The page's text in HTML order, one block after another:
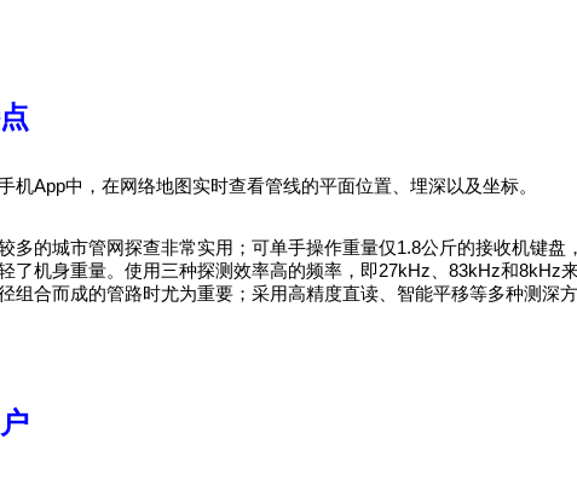
App中，在网络地图实时查看管线的平面位置、埋深以及坐标。
多的城市管网探查非常实用；可单手操作重量仅1.8公斤的接收机键
了机身重量。使用三种探测效率高的频率，即27kHz、83kHz和8kHz
合而成的管路时尤为重要；采用高精度直读、智能平移等多种测深